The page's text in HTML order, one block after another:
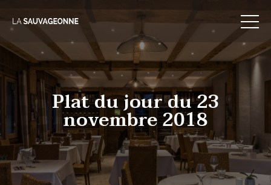
to
content
Plat du jour du 23
novembre 2018